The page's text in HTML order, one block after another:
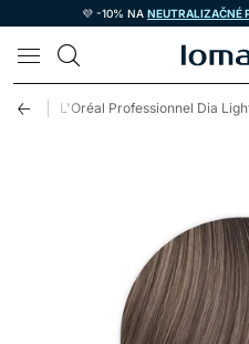
💜 -10% NA NEUTRALIZAČNÉ
LOMAX
L'Oréal Professionnel Dia